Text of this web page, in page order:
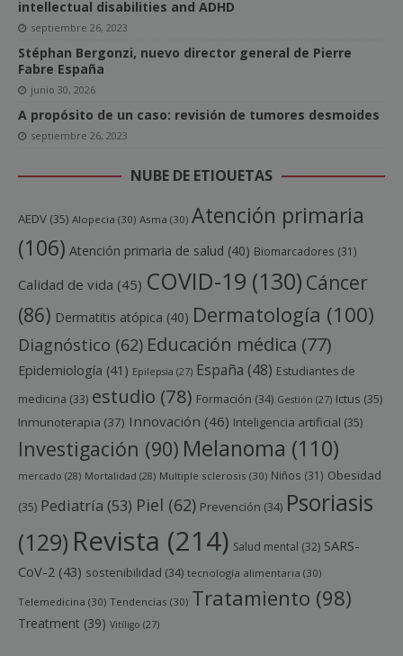
intellectual disabilities and ADHD
septiembre 26, 2023
Stéphan Bergonzi, nuevo director general de Pierre
Fabre España
junio 30, 2026
A propósito de un caso: revisión de tumores desmoides
septiembre 26, 2023
NUBE DE ETIQUETAS
AEDV (35) Alopecia (30) Asma (30) Atención primaria
(106) Atención primaria de salud (40) Biomarcadores (31)
Calidad de vida (45) COVID-19 (130) Cáncer
(86) Dermatitis atópica (40) Dermatología (100)
Diagnóstico (62) Educación médica (77)
Epidemiología (41) Epilepsia (27) España (48) Estudiantes de
medicina (33) estudio (78) Formación (34) Gestión (27) Ictus (35)
Inmunoterapia (37) Innovación (46) Inteligencia artificial (35)
Investigación (90) Melanoma (110)
mercado (28) Mortalidad (28) Multiple sclerosis (30) Niños (31) Obesidad
(35) Pediatría (53) Piel (62) Prevención (34) Psoriasis
(129) Revista (214) Salud mental (32) SARS-
CoV-2 (43) sostenibilidad (34) tecnología alimentaria (30)
Telemedicina (30) Tendencias (30) Tratamiento (98)
Treatment (39) Vitíligo (27)